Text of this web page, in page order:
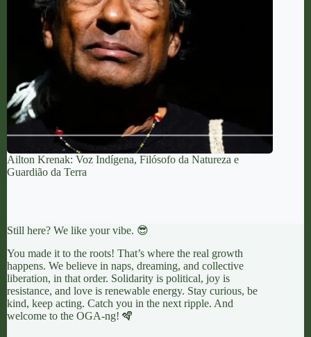
Ailton Krenak: Voz Indígena, Filósofo da Natureza e
Guardião da Terra
Still here? We like your vibe. 😎
You made it to the roots! That’s where the real growth
happens. We believe in naps, dreaming, and collective
liberation, in that order. Solidarity is political, joy is
resistance, and love is renewable energy. Stay curious, be
kind, keep acting. Catch you in the next ripple. And
welcome to the OGA-ng! 🪇